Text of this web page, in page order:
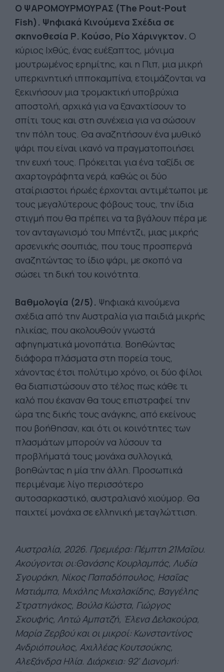
Ο ΨΑΡΟΜΟΥΡΜΟΥΡΑΣ (The Pout-Pout
Fish). Ψηφιακά Κινούμενα Σχέδια σε
σκηνοθεσία Ρ. Κούσο, Ρίο Χάρινγκτον. Ο
κύριος Ιχθύς, ένας ευέξαπτος, μόνιμα
μουτρωμένος ερημίτης, και η Πιπ, μια μικρή
υπερκινητική ιπποκαμπίνα, ετοιμάζονται να
ξεκινήσουν μια τρομακτική υποβρύχια
αποστολή, αρχικά για να ξαναχτίσουν το
σπίτι τους και στη συνέχεια για να σώσουν
την πόλη τους. Θα αναζητήσουν ένα μυθικό
ψάρι που είναι ικανό να πραγματοποιήσει
την ευχή τους. Πρόκειται για ένα ταξίδι σε
αχαρτογράφητα νερά, καθώς οι δύο
αταίριαστοι ήρωές έρχονται αντιμέτωποι με
τους μεγαλύτερους φόβους τους, την ίδια
στιγμή που θα πρέπει να τα βγάλουν πέρα με
τον ανταγωνισμό του Μπέντζι, μιας μικρής
αρσενικής σουπιάς, που τους προσπερνά
αναζητώντας το ίδιο ψάρι, με σκοπό να
σώσει τη δική του κοινότητα.
Βαθμολογία (2/5). Ψηφιακά κινούμενα
σχέδια από την Αυστραλία για παιδιά μικρής
ηλικίας, που ακολουθούν γνωστά
αφηγηματικά μονοπάτια. Βοηθώντας
διάφορα πλάσματα στη πορεία τους,
χάνοντας έτσι πολύτιμο χρόνο, οι δύο φίλοι
θα διαπιστώσουν στο τέλος πως κάθε τι
καλό που έκαναν θα τους επιστραφεί την
ώρα της δικής τους ανάγκης, από εκείνους
που βοήθησαν, και ότι οι κοινότητες των
πλασμάτων μπορούν να λύσουν τα
προβλήματά τους μονάχα συλλογικά,
βοηθώντας η μία την άλλη. Προσωπικά
περιμέναμε λίγο περισσότερο
αυτοσαρκαστικό, αυστραλιανό χιούμορ. Θα
παιχτεί μονάχα σε ελληνική μεταγλώττιση.
Αυστραλία, 2026. Πρεμιέρα: Πέμπτη 21Μαΐου.
Ακούγονται οι:Θανάσης Κουρλαμπάς, Λυδία
Σγουράκη, Νίκος Παπαδόπουλος, Ησαΐας
Ματιάμπα, Μιχάλης Μιχαλακίδης, Βαγγέλης
Στρατηγάκος, Βούλα Κώστα, Γιώργος
Σκουφής, Λητώ Αμπατζή, Έλενα Δελακούρα,
Μαρία Ζερβού και οι μικροί: Κωνσταντίνος
Ανδριόπουλος, Αχιλλέας Κουτσούκης,
Αλεξάνδρα Ηλία. Διάρκεια: 92' Διανομή: